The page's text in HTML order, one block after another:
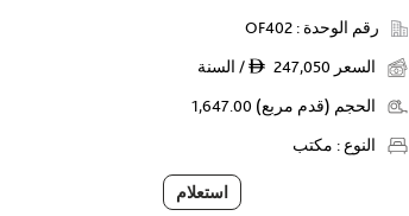
رقم الوحدة : OF402
السعر ê 247,050 / السنة
الحجم (قدم مربع) 1,647.00
النوع : مكتب
استعلام